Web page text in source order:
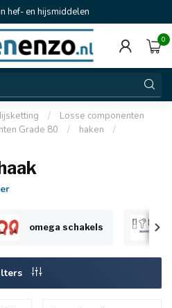
hef- en hijsmiddelen
0
/
Losse componenten
Grade 80 / haken
/
omega schakels